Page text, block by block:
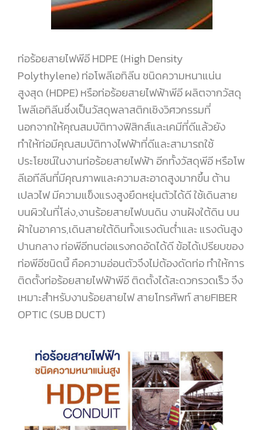
ท่อร้อยสายไฟพีอี HDPE (High Density
Polythylene) ท่อโพลีเอทิลีน ชนิดความหนาแน่น
สูงสุด (HDPE) หรือท่อร้อยสายไฟฟ้าพีอี ผลิตจากวัสดุ
โพลีเอทิลีนซึ่งเป็นวัสดุพลาสติกเชิงวิศวกรรมที่
นอกจากให้คุณสมบัติทางฟิสิกส์และเคมีที่ดีแล้วยัง
ทำให้ท่อมีคุณสมบัติทางไฟฟ้าที่ดีและสามารถใช้
ประโยชน์ในงานท่อร้อยสายไฟฟ้า อีกทั้งวัสดุพีอี หรือโพ
ลีเอทีลีนที่มีคุณภาพและความสะอาดสูงมากขึ้น ต้าน
เปลวไฟ มีความแข็งแรงสูงยืดหยุ่นตัวได้ดี ใช้เดินสาย
บนผิวในที่โล่ง,งานร้อยสายไฟบนดิน งานฝังใต้ดิน บน
ฝ้าในอาคาร,เดินสายใต้ดินทั้งแรงดันต่ำและ แรงดันสูง
ปานกลาง ท่อพีอีทนต่อแรงกดอัดได้ดี ข้อได้เปรียบของ
ท่อพีอีชนิดนี้ คือความอ่อนตัวจึงไม่ต้องดัดท่อ ทำให้การ
ติดตั้งท่อร้อยสายไฟฟ้าพีอี ติดตั้งได้สะดวกรวดเร็ว จึง
เหมาะสำหรับงานร้อยสายไฟ สายโทรศัพท์ สายFIBER
OPTIC (SUB DUCT)